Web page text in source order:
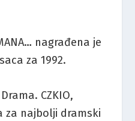
nagrađena je
za 1992.
CZKIO,
za najbolji dramski